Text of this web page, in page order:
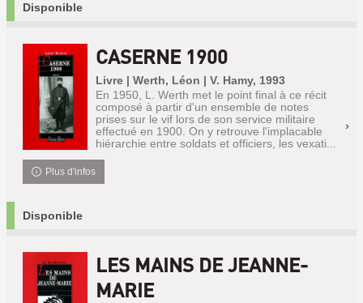
Disponible
CASERNE 1900
Livre | Werth, Léon | V. Hamy, 1993
En 1950, L. Werth met le point final à ce récit
composé à partir d'un ensemble de notes
prises sur le vif lors de son service militaire
effectué en 1900. On y retrouve l'implacable
hiérarchie entre soldats et officiers, les vexati...
Plus d'infos
Disponible
LES MAINS DE JEANNE-
MARIE